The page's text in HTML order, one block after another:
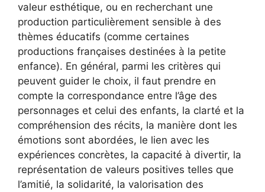
valeur esthétique, ou en recherchant une
production particulièrement sensible à des
thèmes éducatifs (comme certaines
productions françaises destinées à la petite
enfance). En général, parmi les critères qui
peuvent guider le choix, il faut prendre en
compte la correspondance entre l’âge des
personnages et celui des enfants, la clarté et la
compréhension des récits, la manière dont les
émotions sont abordées, le lien avec les
expériences concrètes, la capacité à divertir, la
représentation de valeurs positives telles que
l’amitié, la solidarité, la valorisation des